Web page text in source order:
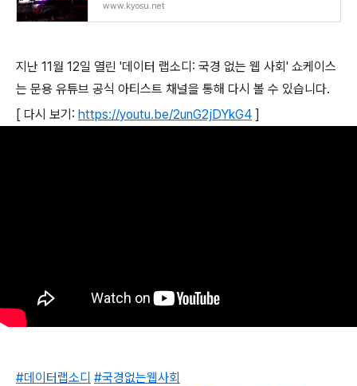
www.kyosu.net
지난 11월 12일 열린 '데이터 랩소디: 국경 없는 웹 사회' 쇼케이스
는 문용 유튜브 공식 아티스트 채널을 통해 다시 볼 수 있습니다.
[ 다시 보기: https://youtu.be/2unG2jDYkG4 ]
#데이터랩소디 #국경없는웹사회